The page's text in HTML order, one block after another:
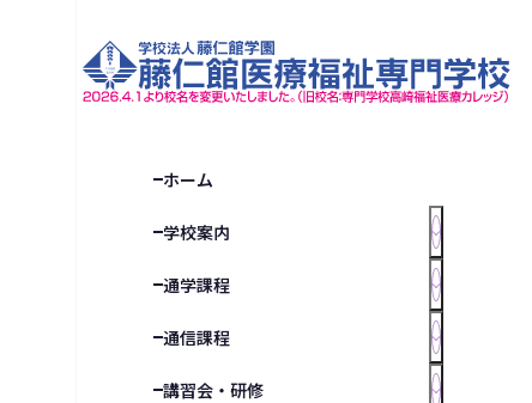
ホーム
学校案内
通学課程
通信課程
講習会・研修